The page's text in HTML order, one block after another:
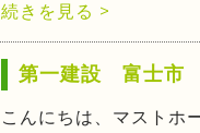
続きを見る >
第一建設 富士市
こんにちは、マストホ